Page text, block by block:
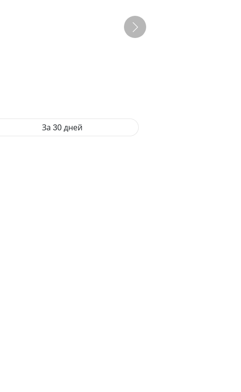
За 30 дней